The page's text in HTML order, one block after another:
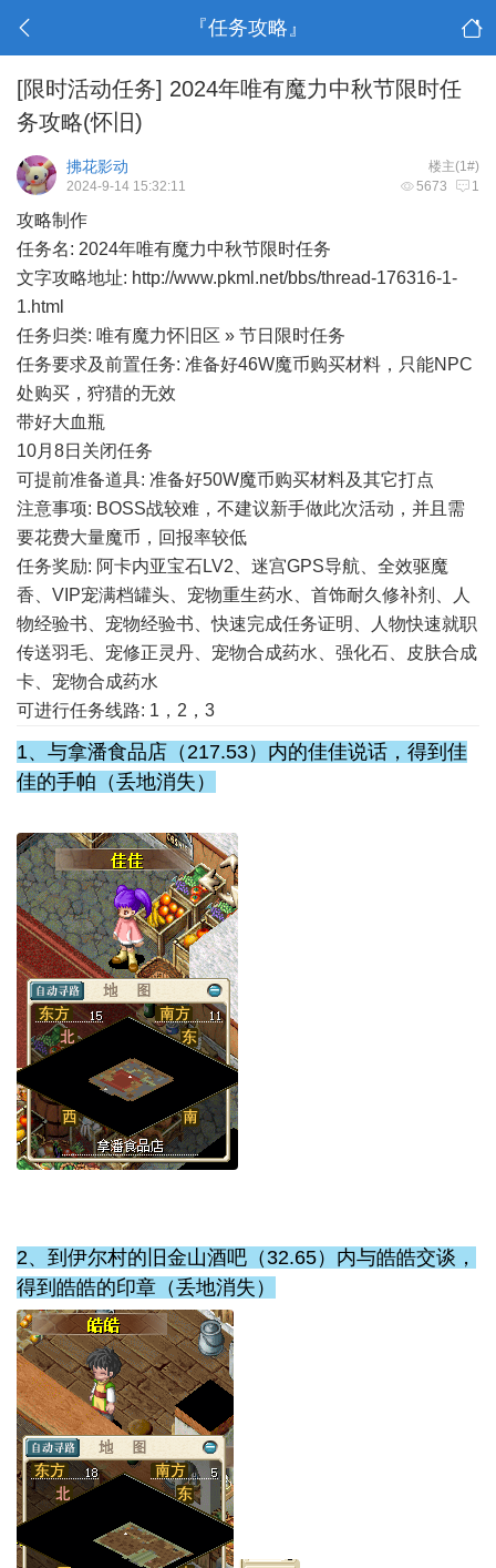
『任务攻略』
[限时活动任务] 2024年唯有魔力中秋节限时任
务攻略(怀旧)
楼主(1#)
拂花影动
5673 1
2024-9-14 15:32:11
攻略制作
任务名: 2024年唯有魔力中秋节限时任务
文字攻略地址: http://www.pkml.net/bbs/thread-176316-1-
1.html
任务归类: 唯有魔力怀旧区 » 节日限时任务
任务要求及前置任务: 准备好46W魔币购买材料，只能NPC
处购买，狩猎的无效
带好大血瓶
10月8日关闭任务
可提前准备道具: 准备好50W魔币购买材料及其它打点
注意事项: BOSS战较难，不建议新手做此次活动，并且需
要花费大量魔币，回报率较低
任务奖励: 阿卡内亚宝石LV2、迷宫GPS导航、全效驱魔
香、VIP宠满档罐头、宠物重生药水、首饰耐久修补剂、人
物经验书、宠物经验书、快速完成任务证明、人物快速就职
传送羽毛、宠修正灵丹、宠物合成药水、强化石、皮肤合成
卡、宠物合成药水
可进行任务线路: 1，2，3
1、与拿潘食品店（217.53）内的佳佳说话，得到佳
佳的手帕（丢地消失）
2、到伊尔村的旧金山酒吧（32.65）内与皓皓交谈，
得到皓皓的印章 （丢地消失）